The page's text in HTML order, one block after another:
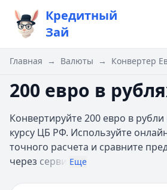
Кредитный
Зай
Главная → Валюты → Конвертер
200 евро в
Конвертируйте 200 евро в
курсу ЦБ РФ. Используйте
точного расчета и сравните
через серви Еще